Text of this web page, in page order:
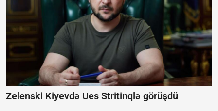
Zelenski Kiyevdə Ues Stritinqlə görüşdü